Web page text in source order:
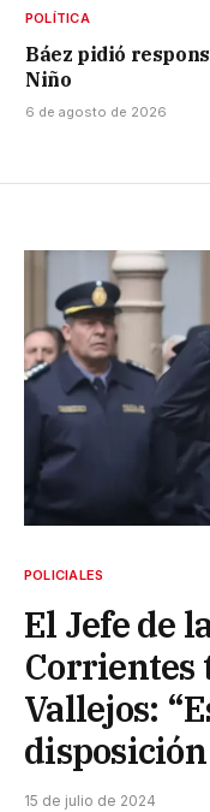
POLÍTICA
Báez pidió
Niño
6 de agosto de 2026
POLICIALES
El Jefe de
Corrientes
Vallejos:
15 de julio de 2024